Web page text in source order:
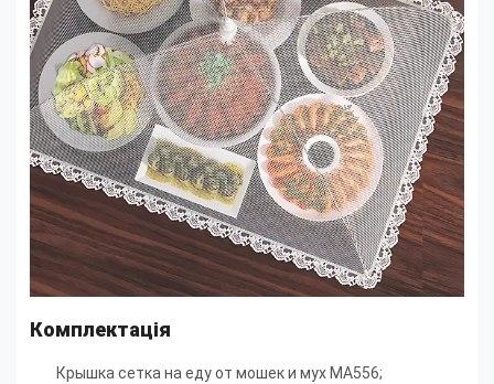
Комплектація
Крышка сетка на еду от мошек и мух MA556;